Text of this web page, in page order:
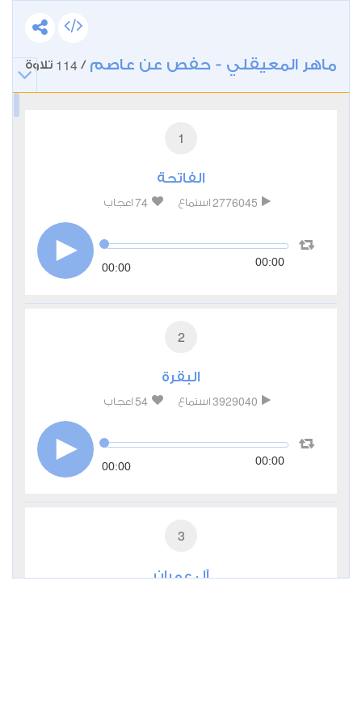
ماهر المعيقلي - حفص عن عاصم /
114 تلاوة
1
الفاتحة
2776045 استماع 74 اعجاب
00:00 00:00
2
البقرة
3929040 استماع 54 اعجاب
00:00 00:00
3
آل عمران